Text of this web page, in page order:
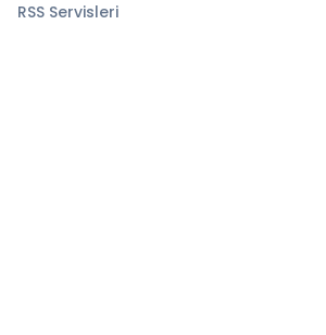
RSS Servisleri